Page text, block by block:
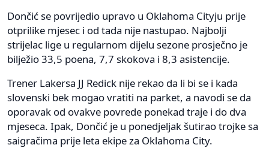
Dončić se povrijedio upravo u Oklahoma Cityju prije
otprilike mjesec i od tada nije nastupao. Najbolji
strijelac lige u regularnom dijelu sezone prosječno je
bilježio 33,5 poena, 7,7 skokova i 8,3 asistencije.
Trener Lakersa JJ Redick nije rekao da li bi se i kada
slovenski bek mogao vratiti na parket, a navodi se da
oporavak od ovakve povrede ponekad traje i do dva
mjeseca. Ipak, Dončić je u ponedjeljak šutirao trojke sa
saigračima prije leta ekipe za Oklahoma City.